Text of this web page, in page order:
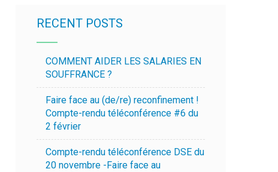
RECENT POSTS
COMMENT AIDER LES SALARIES EN
SOUFFRANCE ?
Faire face au (de/re) reconfinement !
Compte-rendu téléconférence #6 du
2 février
Compte-rendu téléconférence DSE du
20 novembre -Faire face au